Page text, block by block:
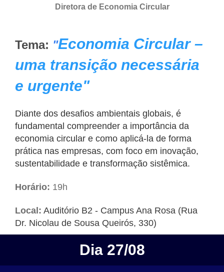
Diretora de Economia Circular
Tema: "Economia Circular –
uma transição necessária
e urgente"
Diante dos desafios ambientais globais, é
fundamental compreender a importância da
economia circular e como aplicá-la de forma
prática nas empresas, com foco em inovação,
sustentabilidade e transformação sistêmica.
Horário: 19h
Local: Auditório B2 - Campus Ana Rosa (Rua
Dr. Nicolau de Sousa Queirós, 330)
Dia 27/08